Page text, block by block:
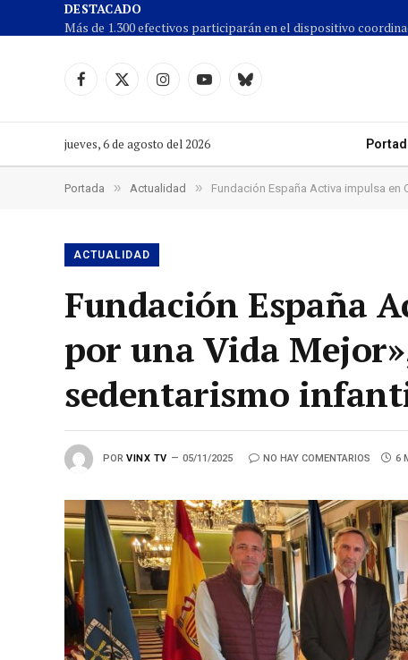
DESTACADO
Facebook
X
InstagramYouTubeCielo
jueves, 6 de agosto del 2026
Portada » Actualidad » Fundación España Activa impulsa en
ACTUALIDAD
Fundación España
por una Vida
sedentarismo
POR VINX TV 05/11/2025 NO HAY COMENTARIOS 6